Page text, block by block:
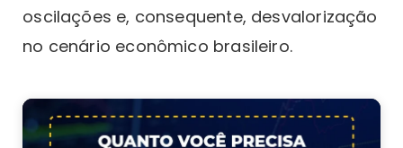
oscilações e, consequente, desvalorização
no cenário econômico brasileiro.